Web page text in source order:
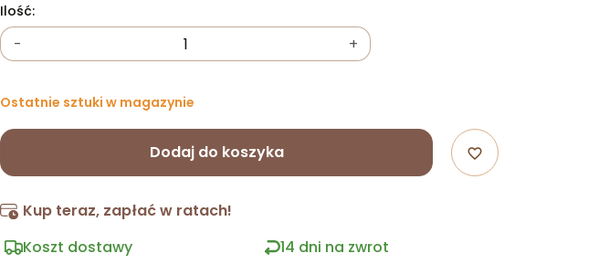
Ilość:
- +
Ostatnie sztuki w magazynie
Dodaj do koszyka favorite_border
Kup teraz, zapłać w ratach!
Koszt dostawy
14 dni na zwrot